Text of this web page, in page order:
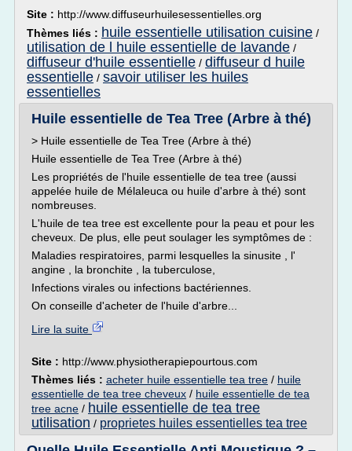
Site : http://www.diffuseurhuilesessentielles.org
Thèmes liés : huile essentielle utilisation cuisine /
utilisation de l huile essentielle de lavande /
diffuseur d'huile essentielle / diffuseur d huile
essentielle / savoir utiliser les huiles
essentielles
Huile essentielle de Tea Tree (Arbre à thé)
> Huile essentielle de Tea Tree (Arbre à thé)
Huile essentielle de Tea Tree (Arbre à thé)
Les propriétés de l'huile essentielle de tea tree (aussi
appelée huile de Mélaleuca ou huile d'arbre à thé) sont
nombreuses.
L'huile de tea tree est excellente pour la peau et pour les
cheveux. De plus, elle peut soulager les symptômes de :
Maladies respiratoires, parmi lesquelles la sinusite , l'
angine , la bronchite , la tuberculose,
Infections virales ou infections bactériennes.
On conseille d'acheter de l'huile d'arbre...
Lire la suite
Site : http://www.physiotherapiepourtous.com
Thèmes liés : acheter huile essentielle tea tree / huile
essentielle de tea tree cheveux / huile essentielle de tea
tree acne / huile essentielle de tea tree
utilisation / proprietes huiles essentielles tea tree